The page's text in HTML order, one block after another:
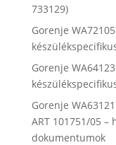
733129)
Gorenje
Gorenje
Gorenje
ART 101751/05 –
dokumentumok